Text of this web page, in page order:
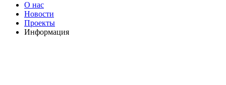
О нас
Новости
Проекты
Информация